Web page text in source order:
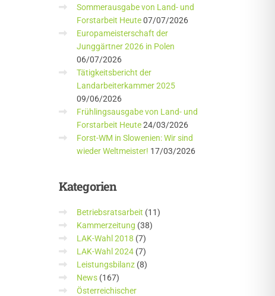
Sommerausgabe von Land- und
Forstarbeit Heute 07/07/2026
Europameisterschaft der
Junggärtner 2026 in Polen
06/07/2026
Tätigkeitsbericht der
Landarbeiterkammer 2025
09/06/2026
Frühlingsausgabe von Land- und
Forstarbeit Heute 24/03/2026
Forst-WM in Slowenien: Wir sind
wieder Weltmeister! 17/03/2026
Kategorien
Betriebsratsarbeit (11)
Kammerzeitung (38)
LAK-Wahl 2018 (7)
LAK-Wahl 2024(7)
Leistungsbilanz(8)
News(167)
Österreichischer